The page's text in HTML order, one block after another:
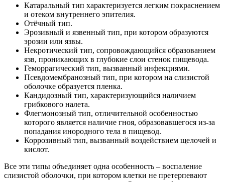
Катаральный тип характеризуется легким покраснением
и отеком внутреннего эпителия.
Отёчный тип.
Эрозивный и язвенный тип, при котором образуются
эрозии или язвы.
Некротический тип, сопровождающийся образованием
язв, проникающих в глубокие слои стенок пищевода.
Геморрагический тип, вызванный инфекциями.
Псевдомембранозный тип, при котором на слизистой
оболочке образуется пленка.
Кандидозный тип, характеризующийся наличием
грибкового налета.
Флегмонозный тип, отличительной особенностью
которого является наличие гноя, образовавшегося из-за
попадания инородного тела в пищевод.
Коррозивный тип, вызванный воздействием щелочей и
кислот.
Все эти типы объединяет одна особенность – воспаление
слизистой оболочки, при котором клетки не претерпевают